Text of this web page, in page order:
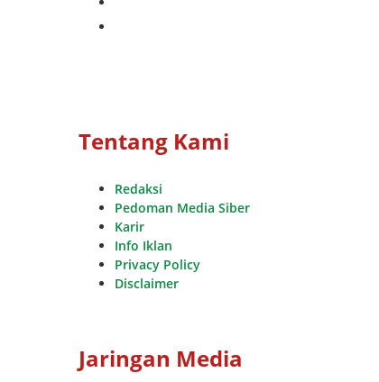
Tentang Kami
Redaksi
Pedoman Media Siber
Karir
Info Iklan
Privacy Policy
Disclaimer
Jaringan Media